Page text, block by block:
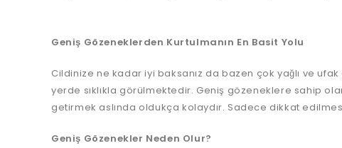
Geniş Gözeneklerden Kurtulmanın En Basit Yolu
Cildinize ne kadar iyi baksanız da bazen çok yağlı ve
yerde sıklıkla görülmektedir. Geniş gözeneklere sahip
getirmek aslında oldukça kolaydır. Sadece dikkat
Geniş Gözenekler Neden Olur?